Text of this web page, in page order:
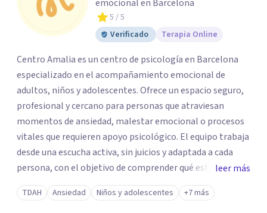
emocional en Barcelona
5 / 5
Verificado
Terapia Online
Centro Amalia es un centro de psicología en Barcelona
especializado en el acompañamiento emocional de
adultos, niños y adolescentes. Ofrece un espacio seguro,
profesional y cercano para personas que atraviesan
momentos de ansiedad, malestar emocional o procesos
vitales que requieren apoyo psicológico. El equipo trabaja
desde una escucha activa, sin juicios y adaptada a cada
persona, con el objetivo de comprender qué está
ocurriendo y facilitar herramientas para avanzar con
mayor equilibrio y bienestar. La intervención se realiza en
leer más
TDAH Ansiedad Niños y adolescentes +7 más